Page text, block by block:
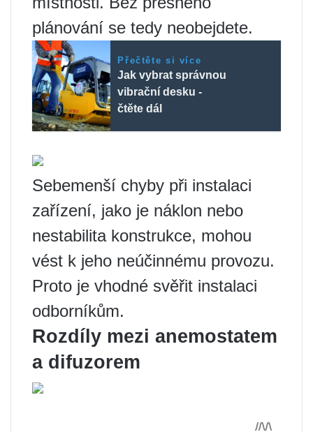
plánování se tedy neobejdete.
Přečtěte si více
Jak vybrat správnou
vibrační desku -
čtěte dál
Sebemenší chyby při instalaci
zařízení, jako je náklon nebo
nestabilita konstrukce, mohou
vést k jeho neúčinnému provozu.
Proto je vhodné svěřit instalaci
odborníkům.
Rozdíly mezi anemostatem
a difuzorem